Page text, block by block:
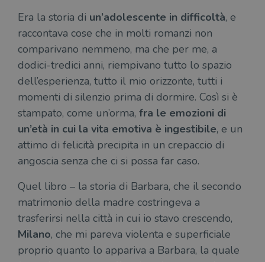
Era la storia di un’adolescente in difficoltà, e
raccontava cose che in molti romanzi non
comparivano nemmeno, ma che per me, a
dodici-tredici anni, riempivano tutto lo spazio
dell’esperienza, tutto il mio orizzonte, tutti i
momenti di silenzio prima di dormire. Così si è
stampato, come un’orma, fra le emozioni di
un’età in cui la vita emotiva è ingestibile, e un
attimo di felicità precipita in un crepaccio di
angoscia senza che ci si possa far caso.
Quel libro – la storia di Barbara, che il secondo
matrimonio della madre costringeva a
trasferirsi nella città in cui io stavo crescendo,
Milano, che mi pareva violenta e superficiale
proprio quanto lo appariva a Barbara, la quale